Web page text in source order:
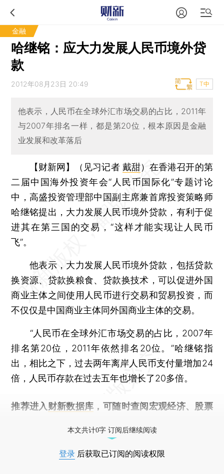
金融
哈继铭：应大力发展人民币境外贷
款
2012年08月23日 20:49 T中
他表示，人民币在全球外汇市场交易的占比，2011年
与2007年排名一样，都是第20位，根本原因是金融
业发展和改革落后
【财新网】（见习记者 戴甜）在香港召开的第
二届中国海外投资年会“人民币国际化”专题讨论
中，高盛投资管理部中国副主席兼首席投资策略师
哈继铭提出，大力发展人民币境外贷款，有利于促
进其在第三国的交易，“这样才能实现让人民币
飞”。
他表示，大力发展人民币境外贷款，包括贷款
换资源、贷款换粮食、贷款换技术，可以促进外国
商业主体之间使用人民币进行交易和贸易投资，而
不仅仅是中国商业主体同外国商业主体的交易。
“人民币在全球外汇市场交易的占比，2007年
排名第20位，2011年依然排名20位。”哈继铭指
出，相比之下，过去两年离岸人民币支付量增加24
倍，人民币存款在过去五年也增长了20多倍。
推荐进入 财新数据库 ，可随时查阅宏观经济、股票
本文共计0字 订阅后继续阅读
登录 后获取已订阅的阅读权限